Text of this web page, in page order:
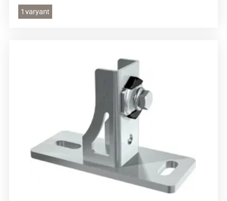
1 varyant